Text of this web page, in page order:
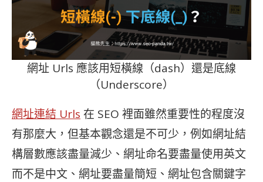
網址 Urls 應該用短橫線（dash）還是底線
（Underscore）
網址連結 Urls 在 SEO 裡面雖然重要性的程度沒
有那麼大，但基本觀念還是不可少，例如網址結
構層數應該盡量減少、網址命名要盡量使用英文
而不是中文、網址要盡量簡短、網址包含關鍵字